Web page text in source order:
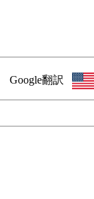
Google翻訳